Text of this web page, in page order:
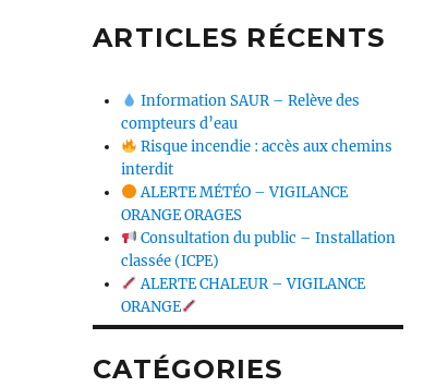
ARTICLES RÉCENTS
Information SAUR – Relève des
compteurs d’eau
Risque incendie : accès aux chemins
interdit
ALERTE MÉTÉO – VIGILANCE
ORANGE ORAGES
Consultation du public – Installation
classée (ICPE)
ALERTE CHALEUR – VIGILANCE
ORANGE
CATÉGORIES